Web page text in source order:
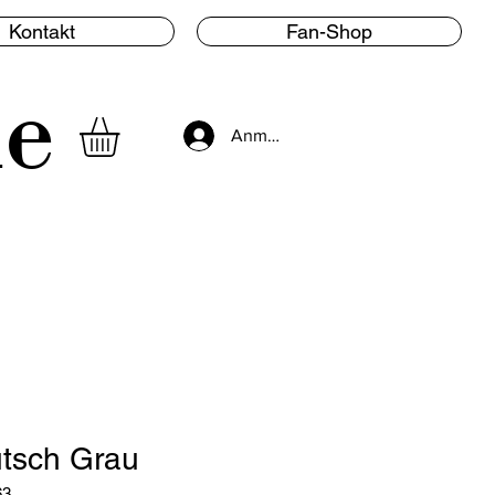
Kontakt Fan-Shop
Anmelden
Grau